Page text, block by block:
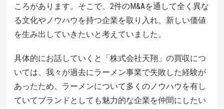
ころがあります。そこで、2件のM&Aを通して全く異な
る文化やノウハウを持つ企業を取り入れ、新しい価値
を生み出していきたいと考えていました。
具体的にお話していくと「株式会社天翔」の買収につ
いては、我々が過去にラーメン事業で失敗した経験が
あったため、ラーメンについて多くのノウハウを有し
ていてブランドとしても魅力的な企業を仲間にしたい